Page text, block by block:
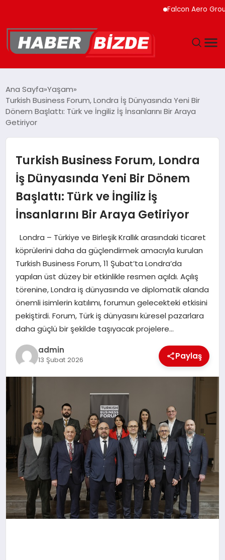
Falcon Aero Group,
YAŞAM
EĞITIM
MAGAZIN
SPOR
TEKNOLOJI
Ana Sayfa Yaşam
Turkish Business Forum, Londra İş Dünyasında Yeni Bir
Dönem Başlattı: Türk ve İngiliz İş İnsanlarını Bir Araya
Getiriyor
Turkish Business Forum, Londra
İş Dünyasında Yeni Bir Dönem
Başlattı: Türk ve İngiliz İş
İnsanlarını Bir Araya Getiriyor
Londra – Türkiye ve Birleşik Krallık arasındaki ticaret
köprülerini daha da güçlendirmek amacıyla kurulan
Turkish Business Forum, 11 Şubat’ta Londra’da
yapılan üst düzey bir etkinlikle resmen açıldı. Açılış
törenine, Londra iş dünyasında ve diplomatik alanda
önemli isimlerin katılımı, forumun gelecekteki etkisini
pekiştirdi. Forum, Türk iş dünyasını küresel pazarlara
daha güçlü bir şekilde taşıyacak projelere…
admin
13 Şubat 2026 Paylaş